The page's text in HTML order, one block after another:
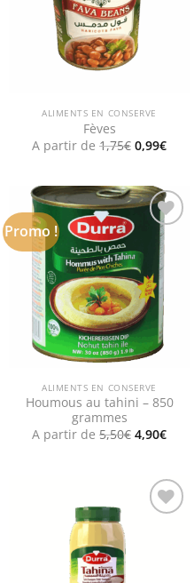
ALIMENTS EN CONSERVE
Fèves
A partir de 1,75€ Le
prix
1,75€.
0,99€Le
prix
0,99€.
Promo !
Add to
wishlist
ALIMENTS EN CONSERVE
Houmous au tahini – 850
grammes
A partir de 5,50€ Le
prix
5,50€.
4,90€Le
prix
4,90€.